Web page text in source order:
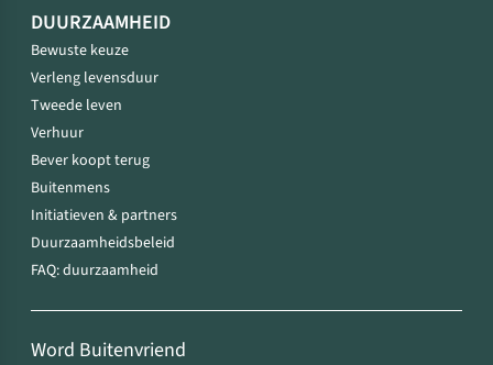
DUURZAAMHEID
Bewuste keuze
Verleng levensduur
Tweede leven
Verhuur
Bever koopt terug
Buitenmens
Initiatieven & partners
Duurzaamheidsbeleid
FAQ: duurzaamheid
Word Buitenvriend